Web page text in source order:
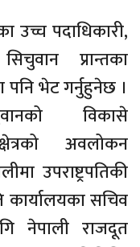
उच्च पदाधिकारी,
प्रान्तका
पनि भेट गर्नुहुनेछ ।
विकासे
अवलोकन
उपराष्ट्रपतिकी
कार्यालयका सचिव
नेपाली राजदूत